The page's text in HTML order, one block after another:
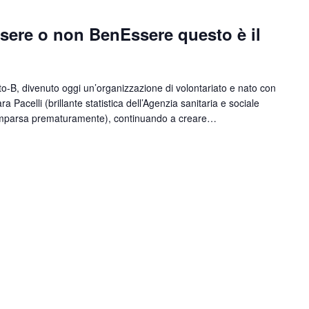
o non BenEssere questo è il
B, divenuto oggi un’organizzazione di volontariato e nato con
Pacelli (brillante statistica dell’Agenzia sanitaria e sociale
prematuramente), continuando a creare…